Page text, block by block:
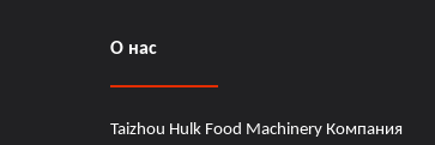
О нас
Taizhou Hulk Food Machinery Компания